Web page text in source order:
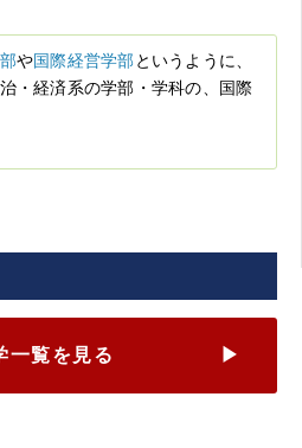
や国際経営学部というように、
・経済系の学部・学科の、国際
一覧を見る